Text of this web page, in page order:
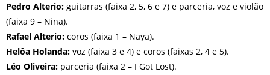
Pedro Alterio: guitarras (faixa 2, 5, 6 e 7) e parceria, voz e violão
(faixa 9 – Nina).
Rafael Alterio: coros (faixa 1 – Naya).
Helôa Holanda: voz (faixa 3 e 4) e coros (faixas 2, 4 e 5).
Léo Oliveira: parceria (faixa 2 – I Got Lost).